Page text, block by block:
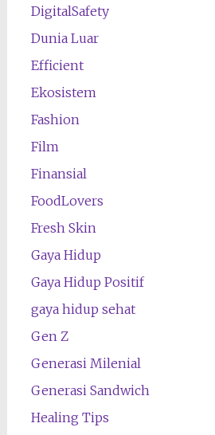
DigitalSafety
Dunia Luar
Efficient
Ekosistem
Fashion
Film
Finansial
FoodLovers
Fresh Skin
Gaya Hidup
Gaya Hidup Positif
gaya hidup sehat
Gen Z
Generasi Milenial
Generasi Sandwich
Healing Tips